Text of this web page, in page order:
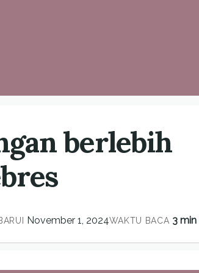
berlebih
November 1, 2024WAKTU BACA 3 min